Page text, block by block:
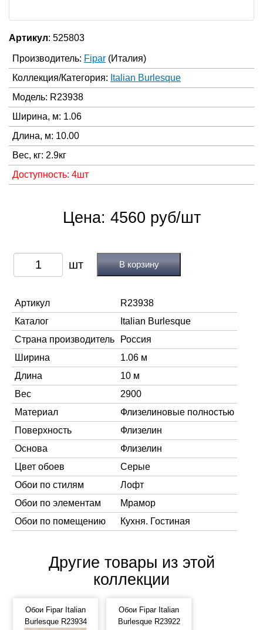
Артикул: 525803
Производитель: Fipar (Италия)
Коллекция/Категория: Italian Burlesque
Модель: R23938
Ширина, м: 1.06
Длина, м: 10.00
Вес, кг: 2.9кг
Доступность: 4шт
Цена: 4560 руб/шт
В корзину
Артикул
R23938
Каталог
Italian Burlesque
Страна производитель
Россия
Ширина
1.06 м
Длина
10 м
Вес
2900
Материал
Флизелиновые полностью
Поверхность
Флизелин
Основа
Флизелин
Цвет обоев
Серые
Обои по стилям
Лофт
Обои по элементам
Мрамор
Обои по помещению
Кухня. Гостиная
Другие товары из этой
коллекции
Обои Fipar Italian
Burlesque R23934
Обои Fipar Italian
Burlesque R23922